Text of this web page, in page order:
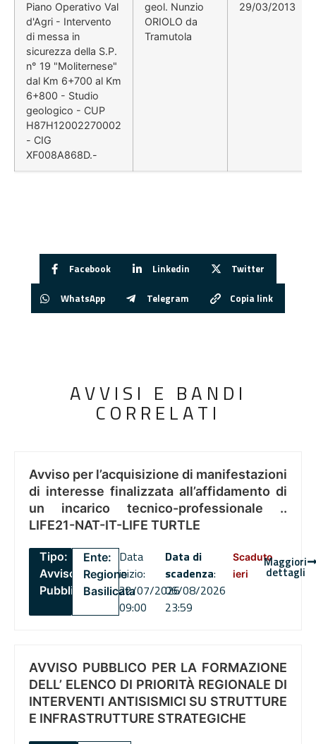
Piano Operativo Val
d'Agri - Intervento
di messa in
sicurezza della S.P.
n° 19 "Moliternese"
dal Km 6+700 al Km
6+800 - Studio
geologico - CUP
H87H12002270002
- CIG
XF008A868D.-
geol. Nunzio
ORIOLO da
Tramutola
29/03/2013
Facebook Linkedin Twitter
WhatsApp Telegram Copia link
AVVISI E BANDI
CORRELATI
Avviso per l’acquisizione di manifestazioni
di interesse finalizzata all’affidamento di
un incarico tecnico-professionale ..
LIFE21-NAT-IT-LIFE TURTLE
Tipo:
Avviso
Pubblico
Ente:
Regione
Basilicata
Data
inizio:
22/07/2026
09:00
Data di
scadenza:
06/08/2026
23:59
Scaduto
ieri
Maggiori
dettagli
AVVISO PUBBLICO PER LA FORMAZIONE
DELL’ ELENCO DI PRIORITÀ REGIONALE DI
INTERVENTI ANTISISMICI SU STRUTTURE
E INFRASTRUTTURE STRATEGICHE